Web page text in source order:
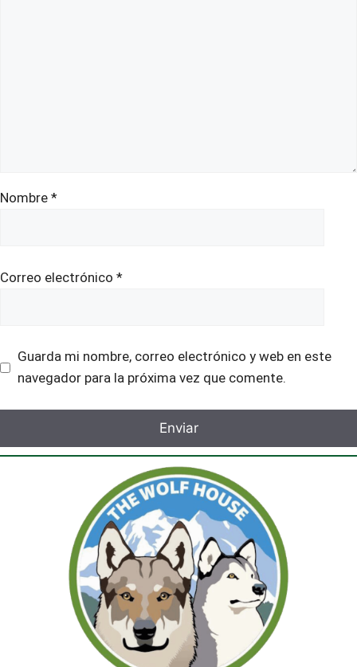
Nombre *
Correo electrónico *
Guarda mi nombre, correo electrónico y web en este
navegador para la próxima vez que comente.